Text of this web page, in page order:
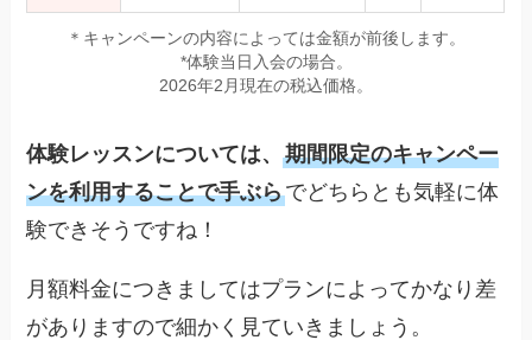
＊キャンペーンの内容によっては金額が前後します。
*体験当日入会の場合。
2026年2月現在の税込価格。
体験レッスンについては、期間限定のキャンペー
ンを利用することで手ぶらでどちらとも気軽に体
験できそうですね！
月額料金につきましてはプランによってかなり差
がありますので細かく見ていきましょう。